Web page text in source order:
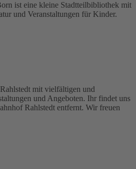
ist eine kleine Stadtteilbibliothek mit
und Veranstaltungen für Kinder.
mit vielfältigen und
und Angeboten. Ihr findet uns
Rahlstedt entfernt. Wir freuen